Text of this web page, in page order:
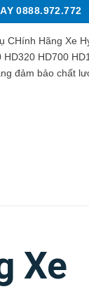
0888.972.772
CHính Hãng Xe
HD320 HD700
đảm bảo chất
Xe